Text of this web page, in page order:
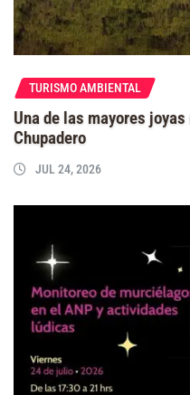
TURISMO AMBIENTAL
Una de las mayores
Chupadero
JUL 24, 2026